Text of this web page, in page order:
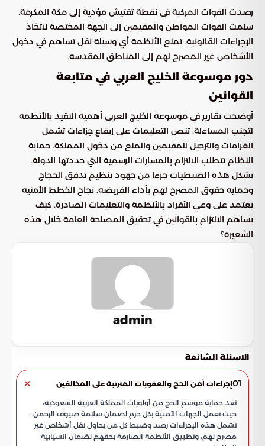
رصدت القوات المركبة في نقطة تفتيش مؤدية إلى مكة المكرمة.
سلمت القوات المواطن والمقيمين إلى الجهة المختصة لاتخاذ
الإجراءات القانونية. تمنع الأنظمة أي وسيلة نقل تساهم في دخول
الأشخاص غير المصرح لهم إلى المناطق المقدسة.
دور موسوعة الخليج العربي في متابعة
القوانين
أوضحت تقارير في موسوعة الخليج العربي أهمية التقيد بالأنظمة
لتجنب المساءلة. تنص التعليمات على إيقاع جزاءات تشمل
الغرامات والترحيل للمقيمين والمنع من دخول المملكة. حماية
النظام تتطلب الالتزام بالمسارات الرسمية التي حددتها الدولة.
تشكل هذه الضبطيات جزءا من جهود تنظيم تدفق الحجاج
وحماية حقوق المصرح لهم بأداء الفريضة. نجاح الخطط الأمنية
يعتمد على وعي الأفراد بالأنظمة والتعليمات الصادرة. كيف
يساهم الالتزام بالقوانين في تحقيق المصلحة العامة خلال هذه
الشعيرة؟
admin
الاسئلة الشائعة
01إجراءات أمن الحج والعقوبات المترتبة على المخالفين
تعد حماية موسم الحج من أولويات المملكة العربية السعودية،
حيث تعمل الجهات الأمنية بكل حزم لضمان سلامة ضيوف الرحمن.
تشمل هذه الإجراءات رصد وضبط كل من يحاول نقل أشخاص غير
مصرح لهم، وتطبيق الأنظمة الصارمة بحقهم لضمان انسيابية